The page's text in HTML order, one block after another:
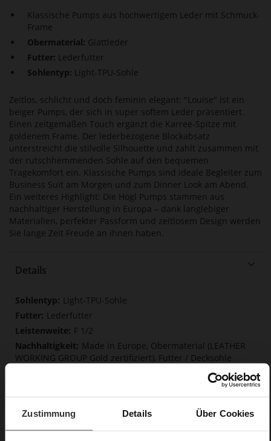
Zustimmung Details Über Cookies
Klassische Pumps aus hochwertigem Leder mit Schmuck-
Frame
Obermaterial: Glattleder
Futter: Lederfutter
Sohlentyp: Light-TPU-Sohle
Zeitlos, schlicht und doch feminin elegant: "Louise" ist ein
beiger Pumps, der sich in super softem Leder präsentiert.
Einen zeitgemäßen Touch ergänzt die Karree-Spitze mit
goldenem Frame. Der lederbezogene Blockabsatz
unterstreicht die stilvolle Silhouette und zahlt zusammen mit
der rutschhemmenden Sohle auf den bequemen
Tragekomfort ein. Klassische Pumps sind ideale Begleiter zum
Business Suit am Morgen und zum Dinner Look am Abend.
Ein weiteres Highlight: Die Högl Pumps stammen aus
nachhaltiger Herstellung in Europa – dank langlebiger
Materialien, perfekter Passform und zeitlosem Design werden
Sie lange Zeit Freude an ihnen haben.
Details
Mehr
Informationen
Light-TPU-Sohle
Lederfutter
F 1/2
Made in Europe, Obermaterial (LEATHER
WORKING GROUP Gold zertifiziert), Futter / Decksohle
Softline, Nachhaltiges Produkt, Made in Europe
Kein Verschluss
Nein
45